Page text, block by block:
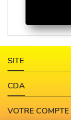
SITE
CDA
VOTRE COMPTE